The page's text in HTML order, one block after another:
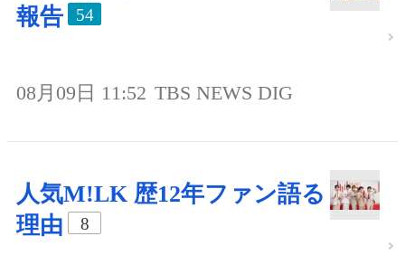
報告
54
08月09日 11:52 TBS NEWS DIG
人気M!LK 歴12年ファン語る
理由
8